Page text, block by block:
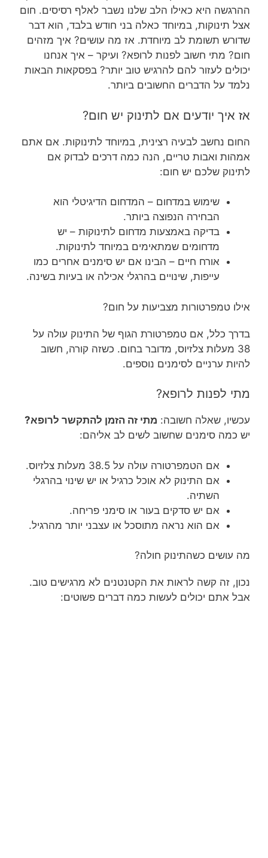
ההרגשה היא כאילו הלב שלנו נשבר לאלף רסיסים. חום
אצל תינוקות, במיוחד כאלה בני חודש בלבד, הוא דבר
שדורש תשומת לב מיוחדת. אז מה עושים? איך מזהים
חום? מתי חשוב לפנות לרופא? ועיקר – איך אנחנו
יכולים לעזור להם להרגיש טוב יותר? בפסקאות הבאות
נלמד על הדברים החשובים ביותר.
אז איך יודעים אם לתינוק יש חום?
החום נחשב לבעיה רצינית, במיוחד לתינוקות. אם אתם
אמהות ואבות טריים, הנה כמה דרכים לבדוק אם
לתינוק שלכם יש חום:
שימוש במדחום – המדחום הדיגיטלי הוא
הבחירה הנפוצה ביותר.
בדיקה באמצעות מדחום לתינוקות – יש
מדחומים שמתאימים במיוחד לתינוקות.
אורח חיים – הבינו אם יש סימנים אחרים כמו
עייפות, שינויים בהרגלי אכילה או בעיות בשינה.
אילו טמפרטורות מצביעות על חום?
בדרך כלל, אם טמפרטורת הגוף של התינוק עולה על
38 מעלות צלזיוס, מדובר בחום. כשזה קורה, חשוב
להיות ערניים לסימנים נוספים.
מתי לפנות לרופא?
עכשיו, שאלה חשובה: מתי זה הזמן להתקשר לרופא?
יש כמה סימנים שחשוב לשים לב אליהם:
אם הטמפרטורה עולה על 38.5 מעלות צלזיוס.
אם התינוק לא אוכל כרגיל או יש שינוי בהרגלי
השתיה.
אם יש סדקים בעור או סימני פריחה.
אם הוא נראה מתוסכל או עצבני יותר מהרגיל.
מה עושים כשהתינוק חולה?
נכון, זה קשה לראות את הקטנטנים לא מרגישים טוב.
אבל אתם יכולים לעשות כמה דברים פשוטים: